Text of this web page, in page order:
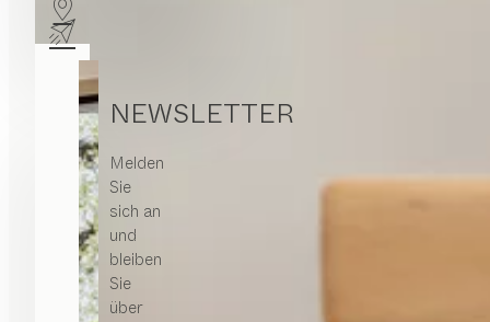
NEWSLETTER
Melden
Sie
sich an
und
bleiben
Sie
über